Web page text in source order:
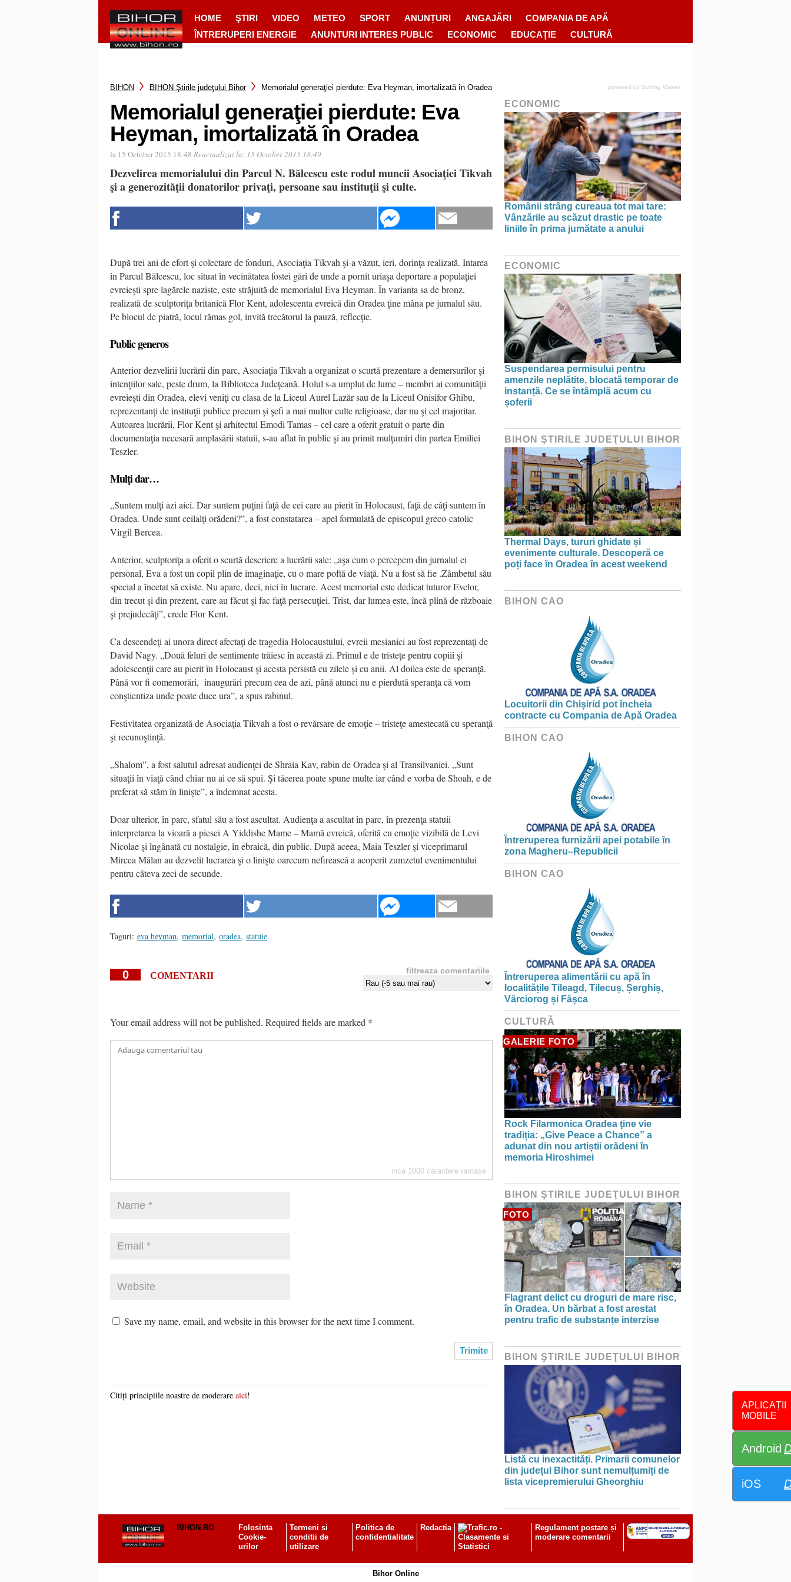
HOME ŞTIRI VIDEO METEO SPORT ANUNȚURI ANGAJĂRI
COMPANIA DE APĂ
ÎNTRERUPERI ENERGIE
ANUNTURI INTERES PUBLIC ECONOMIC EDUCAȚIE CULTURĂ
APLICAȚII
MOBILE
Android
iOS
BIHON BIHON Ştirile judeţului Bihor Memorialul generaţiei pierdute: Eva Heyman, imortalizată în Oradea
Memorialul generaţiei pierdute: Eva
Heyman, imortalizată în Oradea
la 15 October 2015 18:48 Reactualizat la: 15 October 2015 18:49
Dezvelirea memorialului din Parcul N. Bălcescu este rodul muncii Asociaţiei Tikvah
şi a generozităţii donatorilor privaţi, persoane sau instituţii şi culte.
După trei ani de efort şi colectare de fonduri, Asociaţia Tikvah şi-a văzut, ieri, dorinţa realizată. Intarea
în Parcul Bălcescu, loc situat în vecinătatea fostei gări de unde a pornit uriaşa deportare a populaţiei
evreieşti spre lagărele naziste, este străjuită de memorialul Eva Heyman. În varianta sa de bronz,
realizată de sculptoriţa britanică Flor Kent, adolescenta evreică din Oradea ţine mâna pe jurnalul său.
Pe blocul de piatră, locul rămas gol, invită trecătorul la pauză, reflecţie.
Public generos
Anterior dezvelirii lucrării din parc, Asociaţia Tikvah a organizat o scurtă prezentare a demersurilor şi
intenţiilor sale, peste drum, la Biblioteca Judeţeană. Holul s-a umplut de lume – membri ai comunităţii
evreieşti din Oradea, elevi veniţi cu clasa de la Liceul Aurel Lazăr sau de la Liceul Onisifor Ghibu,
reprezentanţi de instituţii publice precum şi şefi a mai multor culte religioase, dar nu şi cel majoritar.
Autoarea lucrării, Flor Kent şi arhitectul Emodi Tamas – cel care a oferit gratuit o parte din
documentaţia necesară amplasării statuii, s-au aflat în public şi au primit mulţumiri din partea Emiliei
Teszler.
Mulţi dar…
„Suntem mulţi azi aici. Dar suntem puţini faţă de cei care au pierit în Holocaust, faţă de câţi suntem în
Oradea. Unde sunt ceilalţi orădeni?”, a fost constatarea – apel formulată de episcopul greco-catolic
Virgil Bercea.
Anterior, sculptoriţa a oferit o scurtă descriere a lucrării sale: „aşa cum o percepem din jurnalul ei
personal, Eva a fost un copil plin de imaginaţie, cu o mare poftă de viaţă. Nu a fost să fie .Zâmbetul său
special a încetat să existe. Nu apare, deci, nici în lucrare. Acest memorial este dedicat tuturor Evelor,
din trecut şi din prezent, care au făcut şi fac faţă persecuţiei. Trist, dar lumea este, încă plină de războaie
şi prejudecăţi”, crede Flor Kent.
Ca descendeţi ai unora direct afectaţi de tragedia Holocaustului, evreii mesianici au fost reprezentaţi de
David Nagy. „Două feluri de sentimente trăiesc în această zi. Primul e de tristeţe pentru copiii şi
adolescenţii care au pierit în Holocaust şi acesta persistă cu zilele şi cu anii. Al doilea este de speranţă.
Până vor fi comemorări, inaugurări precum cea de azi, până atunci nu e pierdută speranţa că vom
conştientiza unde poate duce ura”, a spus rabinul.
Festivitatea organizată de Asociaţia Tikvah a fost o revărsare de emoţie – tristeţe amestecată cu speranţă
şi recunoştinţă.
„Shalom”, a fost salutul adresat audienţei de Shraia Kav, rabin de Oradea şi al Transilvaniei. „Sunt
situaţii în viaţă când chiar nu ai ce să spui. Şi tăcerea poate spune multe iar când e vorba de Shoah, e de
preferat să stăm în linişte”, a îndemnat acesta.
Doar ulterior, în parc, sfatul său a fost ascultat. Audienţa a ascultat în parc, în prezenţa statuii
interpretarea la vioară a piesei A Yiddishe Mame – Mamă evreică, oferită cu emoţie vizibilă de Levi
Nicolae şi îngânată cu nostalgie, în ebraică, din public. După aceea, Maia Teszler şi viceprimarul
Mircea Mălan au dezvelit lucrarea şi o linişte oarecum nefirească a acoperit zumzetul evenimentului
pentru câteva zeci de secunde.
Taguri: eva heyman, memorial, oradea, statuie
0 COMENTARII filtreaza comentariile
Your email address will not be published. Required fields are marked *
inca 1000 caractere ramase
Save my name, email, and website in this browser for the next time I comment.
Citiți principiile noastre de moderare aici!
powered by Surfing Waves
ECONOMIC
Românii strâng cureaua tot mai tare:
Vânzările au scăzut drastic pe toate
liniile în prima jumătate a anului
ECONOMIC
Suspendarea permisului pentru
amenzile neplătite, blocată temporar de
instanță. Ce se întâmplă acum cu
șoferii
BIHON ŞTIRILE JUDEŢULUI BIHOR
Thermal Days, tururi ghidate și
evenimente culturale. Descoperă ce
poți face în Oradea în acest weekend
BIHON CAO
Locuitorii din Chișirid pot încheia
contracte cu Compania de Apă Oradea
BIHON CAO
Întreruperea furnizării apei potabile în
zona Magheru–Republicii
BIHON CAO
Întreruperea alimentării cu apă în
localitățile Tileagd, Tilecuș, Șerghiș,
Vârciorog și Fâșca
CULTURĂ
GALERIE FOTO
Rock Filarmonica Oradea ţine vie
tradiția: „Give Peace a Chance” a
adunat din nou artiștii orădeni în
memoria Hiroshimei
BIHON ŞTIRILE JUDEŢULUI BIHOR
FOTO
Flagrant delict cu droguri de mare risc,
în Oradea. Un bărbat a fost arestat
pentru trafic de substanțe interzise
BIHON ŞTIRILE JUDEŢULUI BIHOR
Listă cu inexactități. Primarii comunelor
din județul Bihor sunt nemulțumiți de
lista vicepremierului Gheorghiu
BIHON.RO
Folosinta
Cookie-
urilor
Termeni si
conditii de
utilizare
Politica de
confidentialitate
Redactia
Regulament postare și
moderare comentarii
Bihor Online